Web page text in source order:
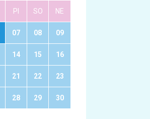
PI SO NE
07 08 09
14 15 16
21 22 23
28 29 30